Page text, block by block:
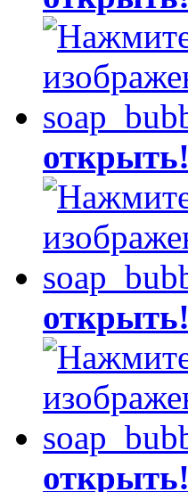
открыть!
открыть!
открыть!